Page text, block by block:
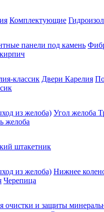
Комплектующие
панели под камень
классик Двери Карелия
из желоба) Угол желоба
желоба
штакетник
из желоба) Нижнее
Черепица
очистки и защиты